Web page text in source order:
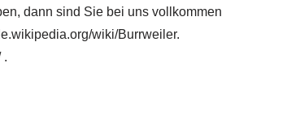
dann sind Sie bei uns vollkommen
wiki/Burrweiler.
.